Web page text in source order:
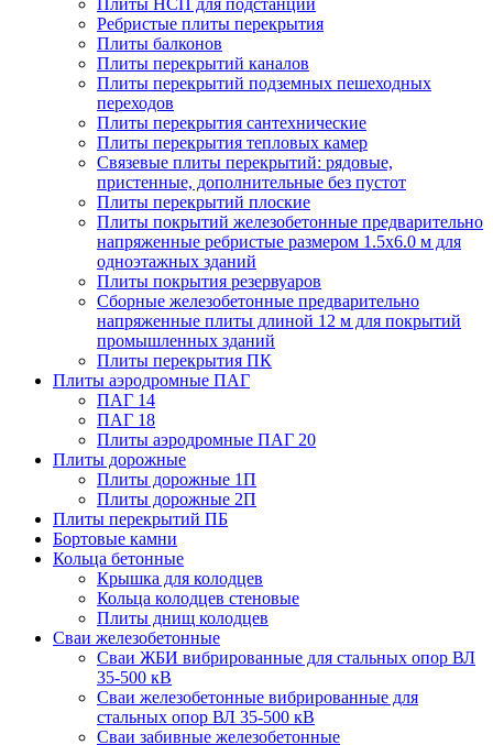
Плиты НСП для подстанций
Ребристые плиты перекрытия
Плиты балконов
Плиты перекрытий каналов
Плиты перекрытий подземных пешеходных
переходов
Плиты перекрытия сантехнические
Плиты перекрытия тепловых камер
Связевые плиты перекрытий: рядовые,
пристенные, дополнительные без пустот
Плиты перекрытий плоские
Плиты покрытий железобетонные предварительно
напряженные ребристые размером 1.5х6.0 м для
одноэтажных зданий
Плиты покрытия резервуаров
Сборные железобетонные предварительно
напряженные плиты длиной 12 м для покрытий
промышленных зданий
Плиты перекрытия ПК
Плиты аэродромные ПАГ
ПАГ 14
ПАГ 18
Плиты аэродромные ПАГ 20
Плиты дорожные
Плиты дорожные 1П
Плиты дорожные 2П
Плиты перекрытий ПБ
Бортовые камни
Кольца бетонные
Крышка для колодцев
Кольца колодцев стеновые
Плиты днищ колодцев
Сваи железобетонные
Сваи ЖБИ вибрированные для стальных опор ВЛ
35-500 кВ
Сваи железобетонные вибрированные для
стальных опор ВЛ 35-500 кВ
Сваи забивные железобетонные